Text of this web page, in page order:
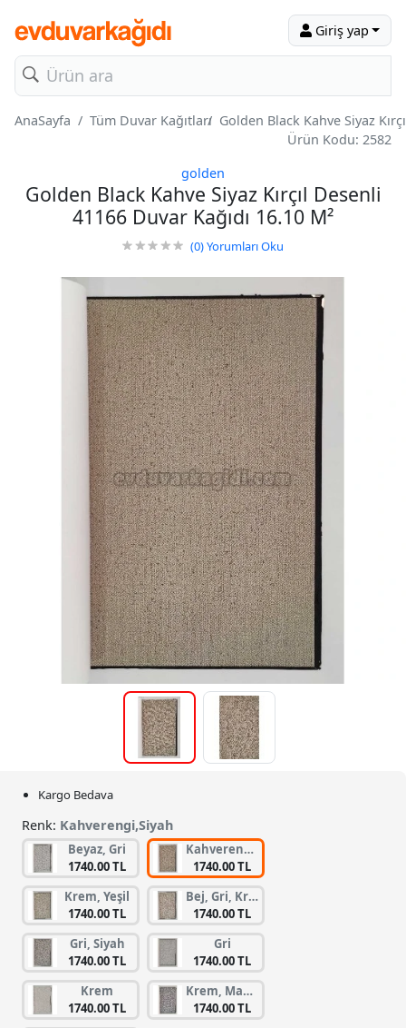
Giriş yap
AnaSayfa Tüm Duvar Kağıtları Golden Black Kahve Siyaz
Ürün Kodu: 2582
golden
Golden Black Kahve Siyaz Kırçıl Desenli
41166 Duvar Kağıdı 16.10 M²
(0)Yorumları Oku
Kargo Bedava
Renk: Kahverengi,Siyah
Beyaz, Gri
1740.00 TL
Kahverengi, Siyah
1740.00 TL
Krem, Yeşil
1740.00 TL
Bej, Gri, Krem
1740.00 TL
Gri, Siyah
1740.00 TL
Gri
1740.00 TL
Krem
1740.00 TL
Krem, Mavi, Siyah
1740.00 TL